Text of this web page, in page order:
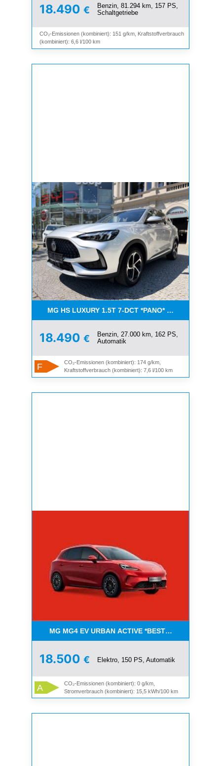
18.490 €
Benzin, 81.294 km, 157 PS,
Schaltgetriebe
CO₂-Emissionen (kombiniert): 151 g/km, Kraftstoffverbrauch
(kombiniert): 6,6 l/100 km
MG HS LUXURY 1.5T 7-DCT *PANO* AUCH IN WEISS
18.490 €
Benzin, 27.000 km, 162 PS,
Automatik
F
CO₂-Emissionen (kombiniert): 174 g/km,
Kraftstoffverbrauch (kombiniert): 7,6 l/100 km
MG MG4 EV URBAN ACTIVE
18.500 € Elektro, 150 PS, Automatik
A
CO₂-Emissionen (kombiniert): 0 g/km,
Stromverbrauch (kombiniert): 15,5 kWh/100 km